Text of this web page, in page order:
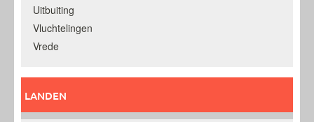
Uitbuiting
Vluchtelingen
Vrede
LANDEN